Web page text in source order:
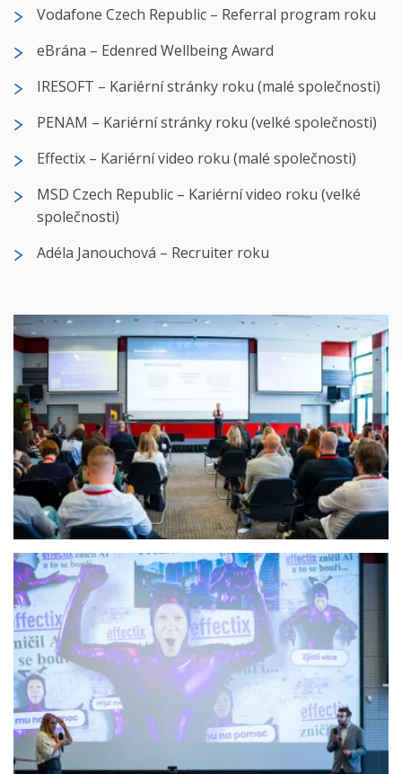
Vodafone Czech Republic – Referral program roku
eBrána – Edenred Wellbeing Award
IRESOFT – Kariérní stránky roku (malé společnosti)
PENAM – Kariérní stránky roku (velké společnosti)
Effectix – Kariérní video roku (malé společnosti)
MSD Czech Republic – Kariérní video roku (velké
společnosti)
Adéla Janouchová – Recruiter roku